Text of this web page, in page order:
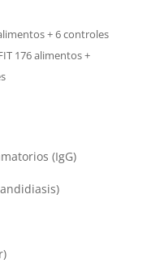
+ 6 controles
176 alimentos +
(IgG)